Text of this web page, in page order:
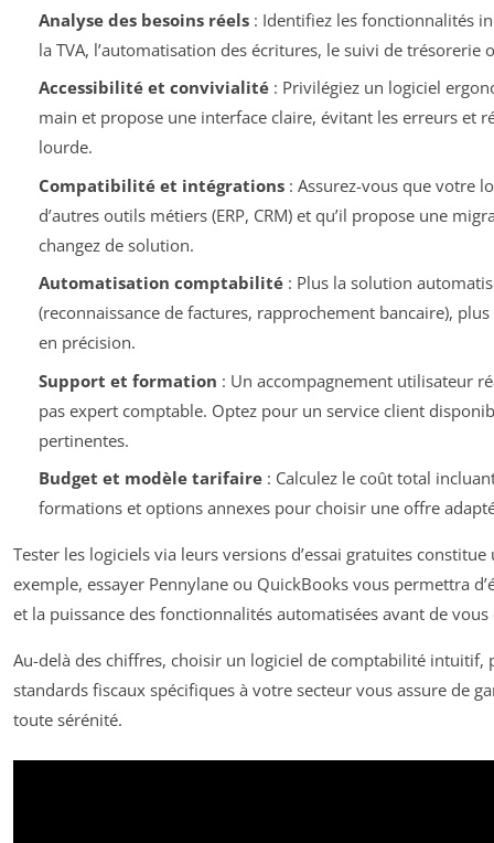
Analyse des besoins réels: Identifiez les fonctionnalités
la TVA, l’automatisation des écritures, le suivi de trésorerie
Accessibilité et convivialité: Privilégiez un logiciel
main et propose une interface claire, évitant les erreurs et
lourde.
Compatibilité et intégrations: Assurez-vous que votre
d’autres outils métiers (ERP, CRM) et qu’il propose une
changez de solution.
Automatisation comptabilité: Plus la solution
(reconnaissance de factures, rapprochement bancaire),
en précision.
Support et formation : Un accompagnement utilisateur
pas expert comptable. Optez pour un service client
pertinentes.
Budget et modèle tarifaire: Calculez le coût total
formations et options annexes pour choisir une offre
Tester les logiciels via leurs versions d’essai gratuites
exemple, essayer Pennylane ou QuickBooks vous permettra
et la puissance des fonctionnalités automatisées avant de vous
Au-delà des chiffres, choisir un logiciel de comptabilité
standards fiscaux spécifiques à votre secteur vous assure de
toute sérénité.